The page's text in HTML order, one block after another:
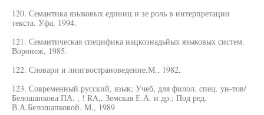
120. Семантика языковых единиц и зе роль в интерпретации
текста. Уфа, 1994.
121. Семантическая специфика иацкознадьйых языковых систем.
Воронеж, 1985.
122. Словари и лингвострановедение.М., 1982,
123. Современный русский, язык; Учеб, для филол. спец. ун-тов/
Белошапкова ПА. , ! RA,, Земская Е.А. и др.; Под ред.
В.А.Белошапковой. М., 1989